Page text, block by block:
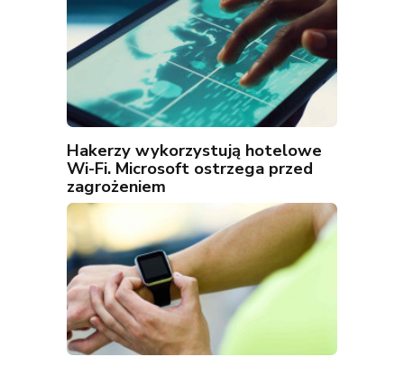
Hakerzy wykorzystują hotelowe
Wi-Fi. Microsoft ostrzega przed
zagrożeniem